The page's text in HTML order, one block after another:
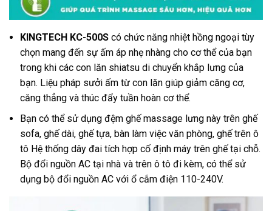
KINGTECH KC-500S có chức năng nhiệt hồng ngoại tùy
chọn mang đến sự ấm áp nhẹ nhàng cho cơ thể của bạn
trong khi các con lăn shiatsu di chuyển khắp lưng của
bạn. Liệu pháp sưởi ấm từ con lăn giúp giảm căng cơ,
căng thẳng và thúc đẩy tuần hoàn cơ thể.
Bạn có thể sử dụng đệm ghế massage lưng này trên ghế
sofa, ghế dài, ghế tựa, bàn làm việc văn phòng, ghế trên ô
tô Hệ thống dây đai tích hợp cố định máy trên ghế tại chỗ.
Bộ đổi nguồn AC tại nhà và trên ô tô đi kèm, có thể sử
dụng bộ đổi nguồn AC với ổ cắm điện 110-240V.